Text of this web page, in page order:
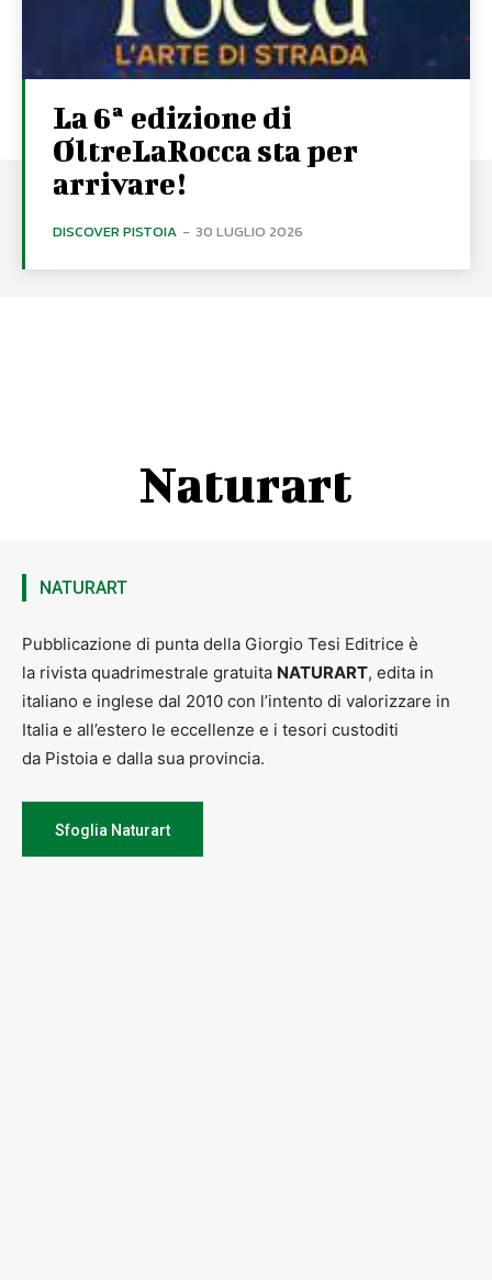
La 6ª edizione di
OltreLaRocca sta per
arrivare!
DISCOVER PISTOIA - 30 LUGLIO 2026
Naturart
NATURART
Pubblicazione di punta della Giorgio Tesi Editrice è
la rivista quadrimestrale gratuita NATURART, edita in
italiano e inglese dal 2010 con l’intento di valorizzare in
Italia e all’estero le eccellenze e i tesori custoditi
da Pistoia e dalla sua provincia.
Sfoglia Naturart